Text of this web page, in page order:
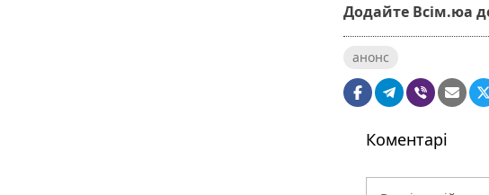
Додайте Всім.юа
анонс
Коментарі